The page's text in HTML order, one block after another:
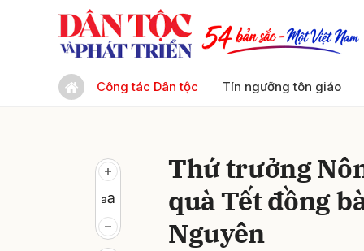
Công tác Dân tộc Tín ngưỡng tôn giáo
Thứ trưởng
quà Tết đồng
Nguyên
Gửi